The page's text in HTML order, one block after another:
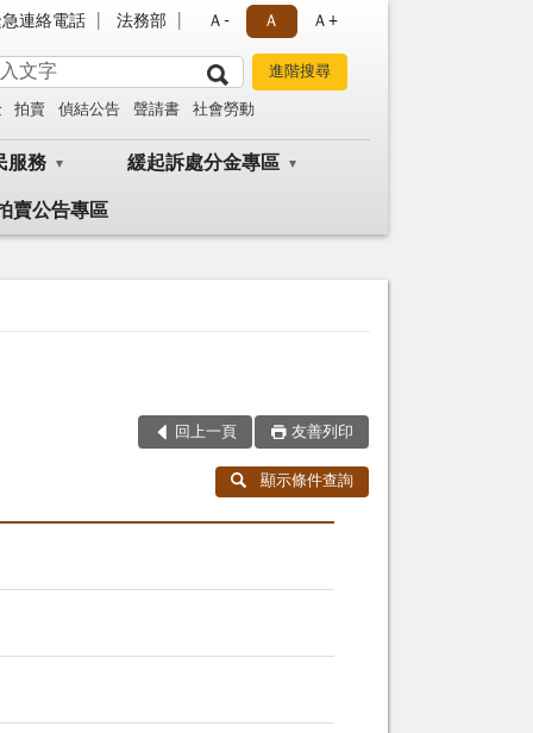
急連絡電話 法務部 Ａ- Ａ Ａ+
拍賣 偵結公告 聲請書 社會勞動
服務 緩起訴處分金專區
賣公告專區
回上一頁 友善列印
顯示條件查詢